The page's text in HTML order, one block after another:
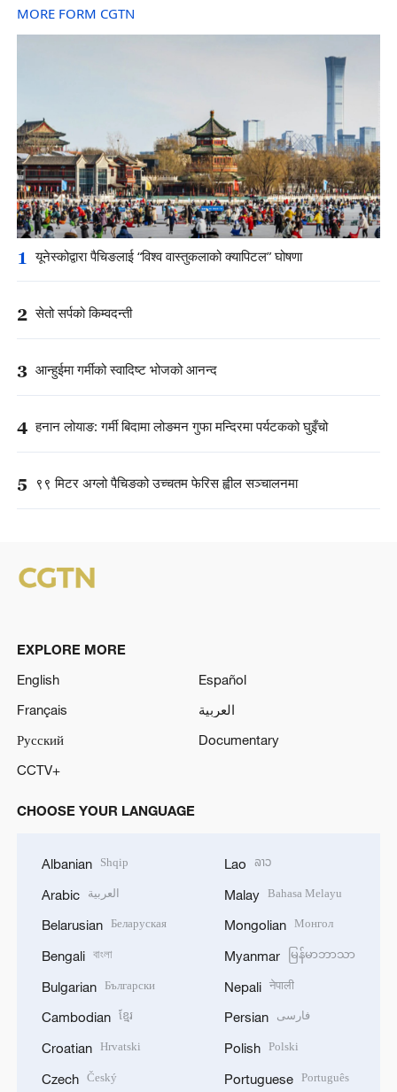
MORE FORM CGTN
1 यूनेस्कोद्वारा पैचिङलाई “विश्व वास्तुकलाको क्यापिटल” घोषणा
2 सेतो सर्पको किम्वदन्ती
3 आन्हुईमा गर्मीको स्वादिष्ट भोजको आनन्द
4 हनान लोयाङ: गर्मी बिदामा लोङमन गुफा मन्दिरमा पर्यटकको घुइँचो
5 ९९ मिटर अग्लो पैचिङको उच्चतम फेरिस ह्वील सञ्चालनमा
EXPLORE MORE
English
Español
Français
العربية
Русский
Documentary
CCTV+
CHOOSE YOUR LANGUAGE
Albanian Shqip
Arabic العربية
Belarusian Беларуская
Bengali বাংলা
Bulgarian Български
Cambodian ខ្មែរ
Croatian Hrvatski
Czech Český
Lao ລາວ
Malay Bahasa Melayu
Mongolian Монгол
Myanmar မြန်မာဘာသာ
Nepali नेपाली
Persian فارسی
Polish Polski
Portuguese Português